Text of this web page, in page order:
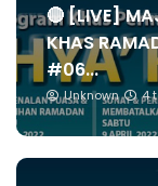
🔴 [LIVE]
KHAS
#06...
Unknown 4